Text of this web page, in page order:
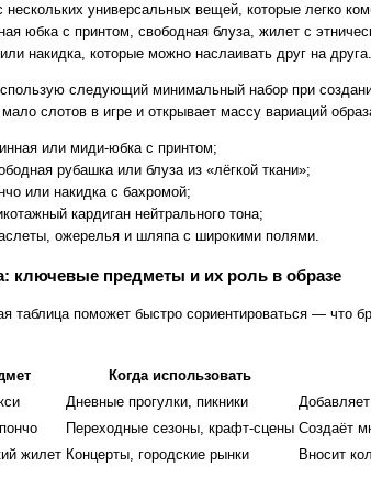
нескольких универсальных вещей, которые легко
юбка с принтом, свободная блуза, жилет с
накидка, которые можно наслаивать друг на друга.
следующий минимальный набор при
слотов в игре и открывает массу вариаций
или миди‑юбка с принтом;
рубашка или блуза из «лёгкой ткани»;
или накидка с бахромой;
кардиган нейтрального тона;
ожерелья и шляпа с широкими полями.
ключевые предметы и их роль в образе
таблица поможет быстро сориентироваться — что
Когда использовать
Дневные прогулки, пикники
Переходные сезоны, крафт‑сцены Создаёт
жилет Концерты, городские рынки Вносит